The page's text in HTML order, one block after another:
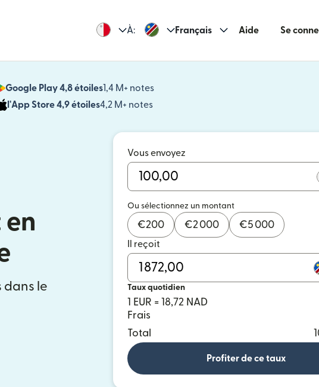
À: Français Aide Se
Google Play 4,8 étoiles1,4 M+ notes
l'App Store 4,9 étoiles4,2 M+ notes
(s'ouvre dans une nouvelle fenêtre)
en
dans le
Vous envoyez
Ou sélectionnez un montant
€200 €2 000 €5 000
Il reçoit
Taux quotidien
1 EUR = 18,72 NAD
Frais
Total
Profiter de ce taux